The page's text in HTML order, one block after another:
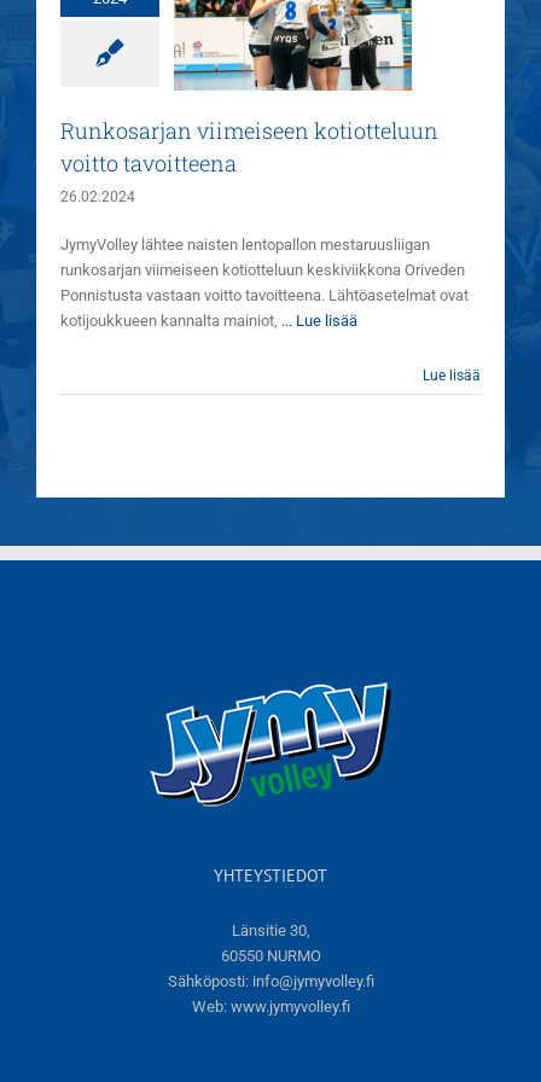
viimeiseen
voitto
tavoitteena
Runkosarjan viimeiseen kotiotteluun
voitto tavoitteena
26.02.2024
JymyVolley lähtee naisten lentopallon mestaruusliigan
runkosarjan viimeiseen kotiotteluun keskiviikkona Oriveden
Ponnistusta vastaan voitto tavoitteena. Lähtöasetelmat ovat
kotijoukkueen kannalta mainiot, ... Lue lisää
Lue lisää
YHTEYSTIEDOT
Länsitie 30,
60550 NURMO
Sähköposti: info@jymyvolley.fi
Web: www.jymyvolley.fi